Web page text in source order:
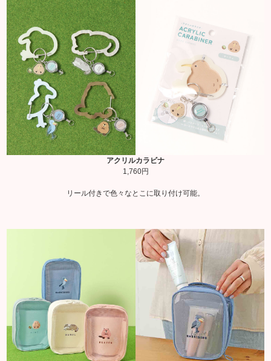
アクリルカラビナ
1,760円
リール付きで色々なとこに取り付け可能。